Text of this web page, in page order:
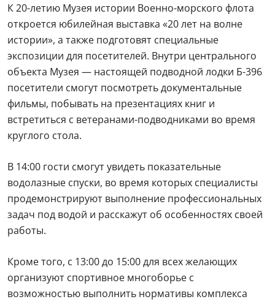
водолазные спуски, во время которых специалисты
продемонстрируют выполнение профессиональных
задач под водой и расскажут об особенностях своей
работы.
Кроме того, с 13:00 до 15:00 для всех желающих
организуют спортивное многоборье с
возможностью выполнить нормативы комплекса
ГТО.
Завершится праздник концертом на главной сцене. С
15:00 до 18:00 для гостей выступят вокальные
ансамбли «ВерЮ» и «НаКавер», которые исполнят
популярные песни и создадут праздничную
атмосферу.
Где: парк «Северное Тушино», владение 50,
округ Северо-Западный, район Северное
Тушино, Москва